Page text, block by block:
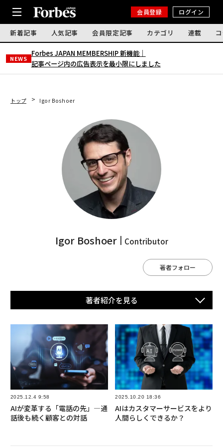
会員登録 ログイン
新着記事 人気記事 会員限定記事 カテゴリ 連載
NEWS
Forbes JAPAN MEMBERSHIP 新機能｜
記事ページ内の広告表示を最小限にしました
トップ Igor Boshoer
Igor Boshoer Contributor
著者フォロー
著者紹介を⾒る
2025.12.4 9:58
AIが変革する「電話の先」—通
話後も続く顧客との対話
2025.10.20 18:36
AIはカスタマーサービスをより
人間らしくできるか？